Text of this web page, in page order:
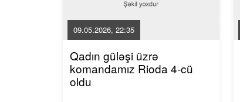
09.05.2026, 22:35
Qadın güləşi üzrə
komandamız Rioda 4-cü
oldu